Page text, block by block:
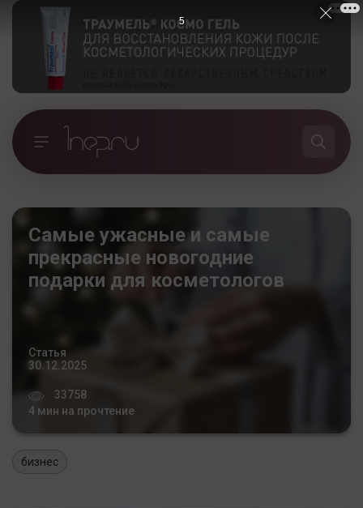
Самые ужасные и самые
прекрасные новогодние
подарки для косметологов
Статья
30.12.2025
33758
4 мин на прочтение
бизнес
4